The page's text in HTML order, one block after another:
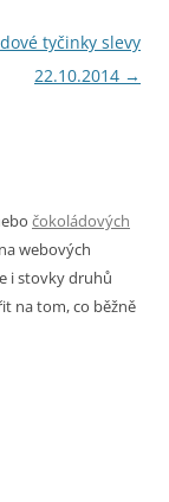
tyčinky slevy
22.10.2014 →
čokoládových
webových
i stovky druhů
na tom, co běžně